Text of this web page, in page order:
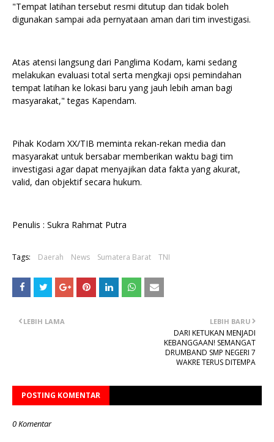
‎"Tempat latihan tersebut resmi ditutup dan tidak boleh
digunakan sampai ada pernyataan aman dari tim investigasi.
‎Atas atensi langsung dari Panglima Kodam, kami sedang
melakukan evaluasi total serta mengkaji opsi pemindahan
tempat latihan ke lokasi baru yang jauh lebih aman bagi
masyarakat," tegas Kapendam.
‎Pihak Kodam XX/TIB meminta rekan-rekan media dan
masyarakat untuk bersabar memberikan waktu bagi tim
investigasi agar dapat menyajikan data fakta yang akurat,
valid, dan objektif secara hukum.
‎Penulis : Sukra Rahmat Putra
Tags: Daerah News Sumatera Barat TNI
LEBIH BARU
DARI KETUKAN MENJADI
KEBANGGAAN! SEMANGAT
DRUMBAND SMP NEGERI 7
WAKRE TERUS DITEMPA
LEBIH LAMA
POSTING KOMENTAR
0 Komentar